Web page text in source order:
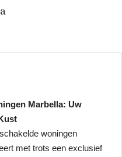
Marbella: Uw
woningen
met trots een exclusief